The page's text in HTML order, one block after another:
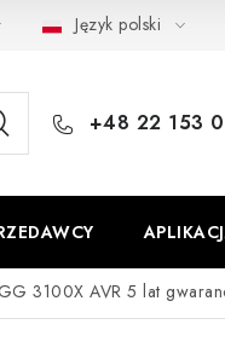
Dostawa i płatność
Język polski
+48 22 153
3100X AVR 5 lat